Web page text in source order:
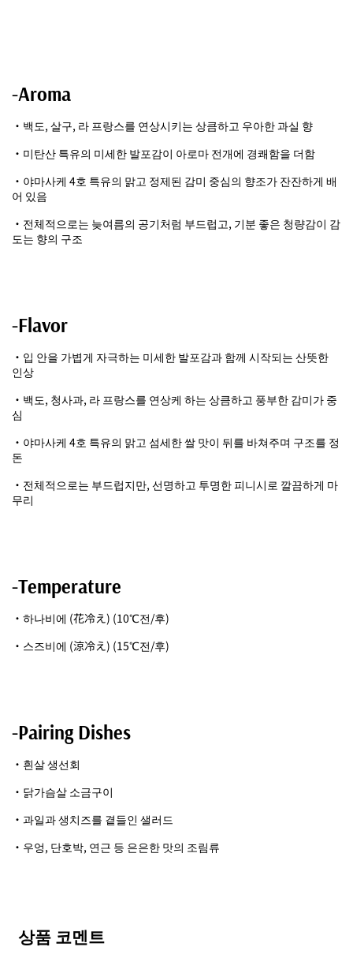
-Aroma
・백도, 살구, 라 프랑스를 연상시키는 상큼하고 우아한 과실 향
・미탄산 특유의 미세한 발포감이 아로마 전개에 경쾌함을 더함
・야마사케 4호 특유의 맑고 정제된 감미 중심의 향조가 잔잔하게 배
어 있음
・전체적으로는 늦여름의 공기처럼 부드럽고, 기분 좋은 청량감이 감
도는 향의 구조
-Flavor
・입 안을 가볍게 자극하는 미세한 발포감과 함께 시작되는 산뜻한
인상
・백도, 청사과, 라 프랑스를 연상케 하는 상큼하고 풍부한 감미가 중
심
・야마사케 4호 특유의 맑고 섬세한 쌀 맛이 뒤를 바쳐주며 구조를 정
돈
・전체적으로는 부드럽지만, 선명하고 투명한 피니시로 깔끔하게 마
무리
-Temperature
・하나비에 (花冷え) (10℃전/후)
・스즈비에 (涼冷え) (15℃전/후)
-Pairing Dishes
・흰살 생선회
・닭가슴살 소금구이
・과일과 생치즈를 곁들인 샐러드
・우엉, 단호박, 연근 등 은은한 맛의 조림류
상품 코멘트